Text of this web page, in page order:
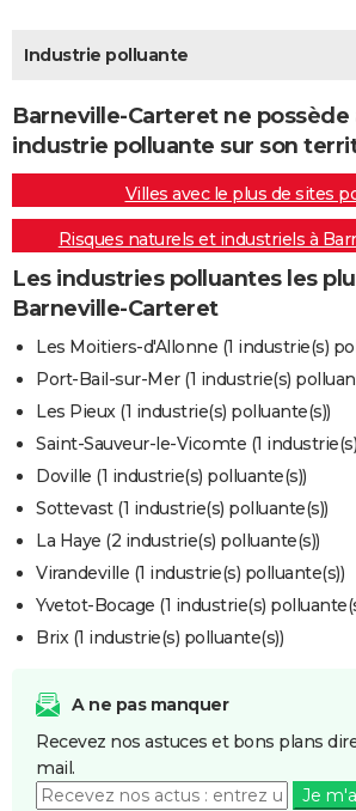
BONS PLANS
CARTE DE VOEUX
Carte de Noël
Carte Bonne année
Carte Saint-Valentin
Carte Pâques
Carte d'anniversaire
DICTIONNAIRE
Dictionnaire
Biographies
Citations
Expressions
Proverbes
PROGRAMME TV
COPAINS D'AVANT
AVIS DE DÉCÈS
FORUM
Industrie polluante
Barneville-Carteret ne possède
industrie polluante sur son
Villes avec le plus de sites
Risques naturels et industriels à
Les industries polluantes les
Barneville-Carteret
Les Moitiers-d'Allonne (1 industrie(s)
Port-Bail-sur-Mer (1 industrie(s)
Les Pieux (1 industrie(s) polluante(s))
Saint-Sauveur-le-Vicomte (1
Doville (1 industrie(s) polluante(s))
Sottevast (1 industrie(s) polluante(s))
La Haye (2 industrie(s) polluante(s))
Virandeville (1 industrie(s) polluante(s))
Yvetot-Bocage (1 industrie(s)
Brix (1 industrie(s) polluante(s))
A ne pas manquer
Recevez nos astuces et bons plans
mail.
Je